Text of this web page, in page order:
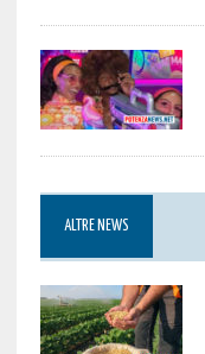
ALTRE NEWS